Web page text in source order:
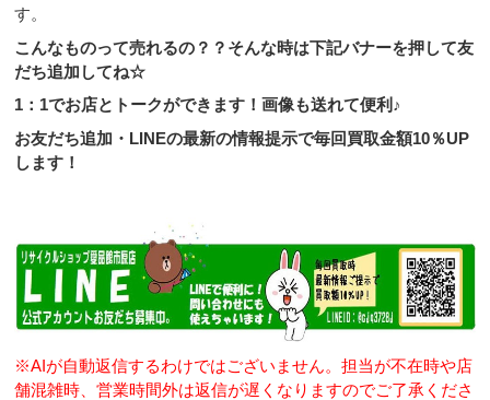
す。
こんなものって売れるの？？そんな時は下記バナーを押して友
だち追加してね☆
1：1でお店とトークができます！画像も送れて便利♪
お友だち追加・LINEの最新の情報提示で毎回買取金額10％UP
します！
※AIが自動返信するわけではございません。担当が不在時や店
舗混雑時、営業時間外は返信が遅くなりますのでご了承くださ